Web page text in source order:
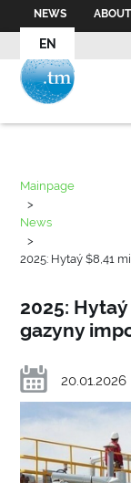
NEWS
EN
Mainpage
>
News
>
2025: Hytaý $8,41
2025:
gazyny
20.01.2026